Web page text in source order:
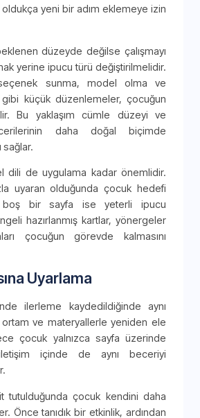
oldukça yeni bir adım eklemeye izin
düzeyde değilse çalışmayı
yerine ipucu türü değiştirilmelidir.
sunma, model olma ve
küçük düzenlemeler, çocuğun
Bu yaklaşım cümle düzeyi ve
daha doğal biçimde
sağlar.
dili de uygulama kadar önemlidir.
uyaran olduğunda çocuk hedefi
boş bir sayfa ise yeterli ipucu
hazırlanmış kartlar, yönergeler
çocuğun görevde kalmasını
Uyarlama
ilerleme kaydedildiğinde aynı
ortam ve materyallerle yeniden ele
çocuk yalnızca sayfa üzerinde
içinde de aynı beceriyi
tutulduğunda çocuk kendini daha
Önce tanıdık bir etkinlik, ardından